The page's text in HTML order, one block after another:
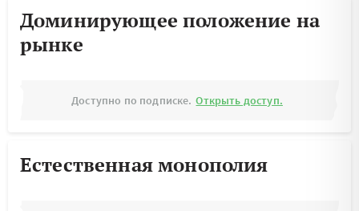
Доминирующее положение на
рынке
Доступно по подписке. Открыть доступ.
Естественная монополия